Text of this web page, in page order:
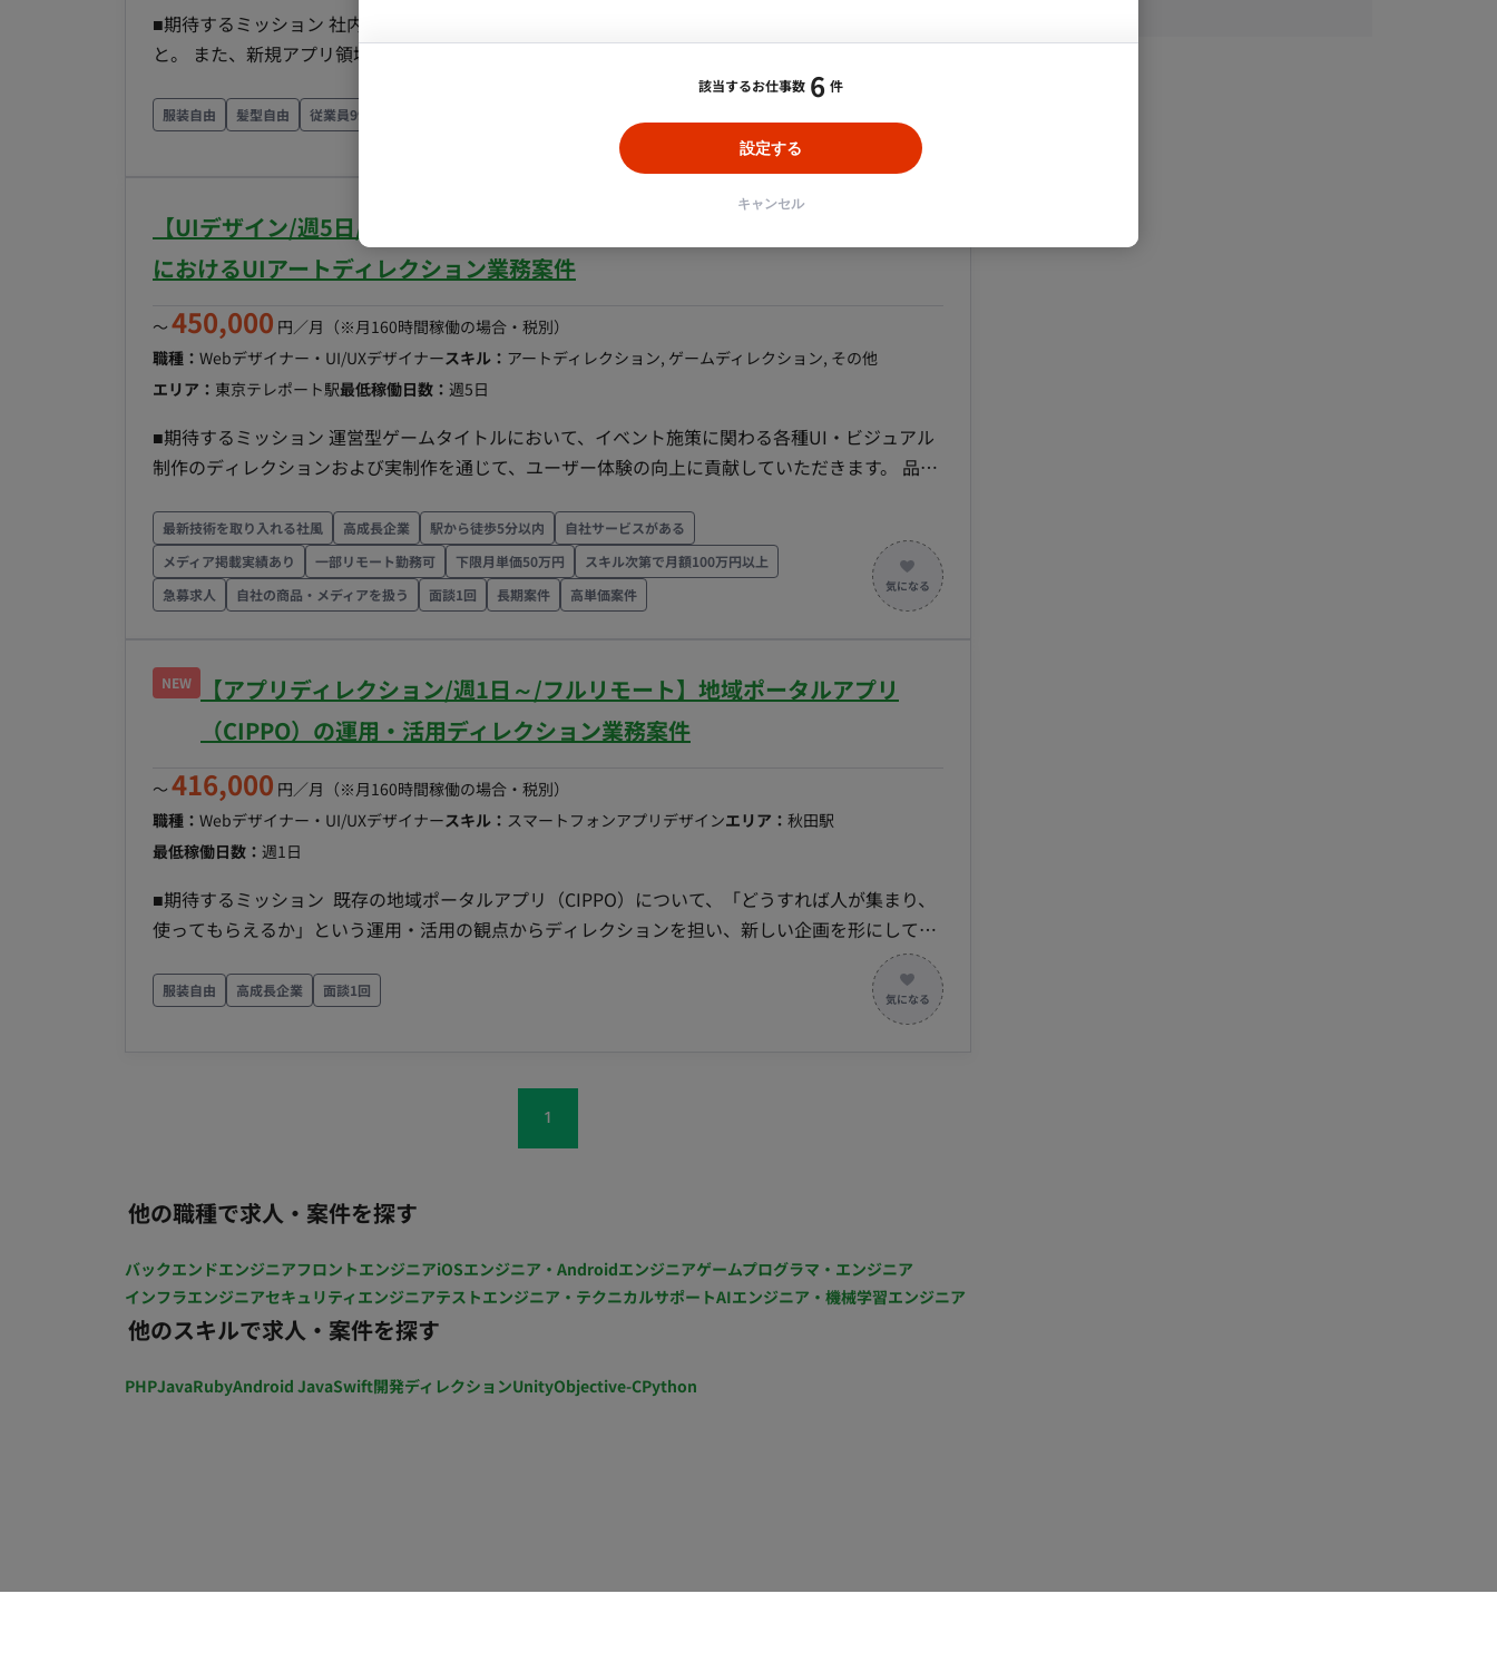
材の企画・検討・実現 ■組織体制】※今後の想定される体制 営業担当：5-6名 営業アシスタント：
2～3名 カスタマーサクセス：1-2名 ■使用ツール コミュニケ―ション：Slack ドキュメント関連：
Google Workspace、Notion プロジェクト管理：Jira その他：HubSpot、Google Ad Manager ■
働き方 ・開始日：最短8月1日 ・週5日×1日8時間 ・一部リモート(週2日渋谷オフィス出社)
■期待するミッション 社内制作部と連携し、タイトな納期の中でも円滑にDTP制作等を進めるこ
と。 また、新規アプリ領域におけるディレクションを担い、新しい企画を形にしていくこと。
DTPデザイン業務、ホームページ関連の作業 ・社内制作部との連携、進行管理 ※アプリディレク
ションとDTP作業の両方をご対応いただける方がベストですが、どちらか一方のみの得意領域での
いただきます。 ■業務の流れ （※詳細ヒアリング必要：どのような依頼フローになるか等） ■開発
環境 アプリ：CIPPO（シッポ） ツール：Illustrator, Photoshop, inDesign ■開発フェーズと予定 既
る、） ■案件の魅力（会社について・サービスについて） 正社員ほどのリソースは割けないが、ス
キルを活かして新規アプリの企画など裁量を持って働きたい方にマッチする環境です。 ■リモート
稼働について ・フルリモート可能 ■働き方 ・別日も網羅的に稼働していただきたいが、月の中旬ご
服装自由 髪型自由 従業員99名以下
【UIデザイン/週5日/一部リモート/東京テレポート駅】運営型ゲームタイトル
におけるUIアートディレクション業務案件
〜 450,000 円／月 （※月160時間稼働の場合・税別）
職種： Webデザイナー・UI/UXデザイナースキル： アートディレクション, ゲームディレクション, その他
エリア： 東京テレポート駅最低稼働日数： 週5日
■期待するミッション 運営型ゲームタイトルにおいて、イベント施策に関わる各種UI・ビジュアル
制作のディレクションおよび実制作を通じて、ユーザー体験の向上に貢献していただきます。 品質
ただくポジションです。 ■業務内容・担当工程 【イベント施策に関わるデザイン制作】 ・ロゴデ
ザイン、アイコン制作など各種クリエイティブ制作 ・UIパーツやビジュアル素材の作成 担当工
程：実装・テスト 【クオリティコントロール（アートディレクション業務）】 ・各種クリエイテ
ィブの品質管理 ・アセット管理 ・制作物の最終チェックおよび改善提案 担当工程：設計・実装・
衝、スケジュール調整 ・社内外との調整業務 担当工程：要件定義・保守運用 ■チーム体制 ・アー
トディレクター ・デザイナー ・プランナー ・エンジニア ■開発環境 プログラミング言語 ・該当な
し インフラ ・該当なし ■働き方 ・稼働量：週5日 ・リモート稼働：一部リモート（週3日出社／週
最新技術を取り入れる社風 高成長企業 駅から徒歩5分以内
自社サービスがある
メディア掲載実績あり
一部リモート勤務可 下限月単価50万円
スキル次第で月額100万円以上
急募求人
自社の商品・メディアを扱う 面談1回 長期案件 高単価案件
NEW
【アプリディレクション/週1日～/フルリモート】地域ポータルアプリ
（CIPPO）の運用・活用ディレクション業務案件
〜 416,000 円／月 （※月160時間稼働の場合・税別）
職種： Webデザイナー・UI/UXデザイナースキル： スマートフォンアプリデザインエリア： 秋田駅
最低稼働日数： 週1日
■期待するミッション 既存の地域ポータルアプリ（CIPPO）について、「どうすれば人が集まり、
使ってもらえるか」という運用・活用の観点からディレクションを担い、新しい企画を形にしてい
くこと。 ■具体的な業務内容 ・アプリの運用・活用に関するディレクション、新規企画の立案・推
進 ・アプリの利用促進（ダウンロード数の増加、掲載店舗の獲得など）に向けた施策の企画・提
案 ・UI/UXの観点からの改善提案 ・社内メンバーとの連携、進行管理 ■担当工程（業務範囲） 企
ションが中心となります。 ■チーム体制 社内のメンバーと一緒に進めていただきます。専門用語に
CIPPO（シッポ）／地域ポータルアプリ ■開発フェーズと予定 アプリのデザイン・開発は完成して
おり、これから自社の地域で運用・活用を立ち上げていくフェーズです。 ■案件の魅力（会社につ
いて・サービスについて） 正社員ほどのリソースは割けないものの、既に形になっているアプリ
を土台に、「地域でどう広げるか」を裁量を持って企画・推進できる環境です。フリーマガジンで
17年培った地域基盤があるため、施策の手応えを感じやすいのも魅力です。 ■リモート稼働につい
て ・フルリモート可能 ■働き方 ・月10〜20時間程度の稼働を想定（初月は立ち上げのため多めを
想定） ・定期的な相談・壁打ちベースでの関わり方を想定しています
服装自由 高成長企業 面談1回
1
他の職種で求人・案件を探す
バックエンドエンジニアフロントエンジニアiOSエンジニア・Androidエンジニアゲームプログラマ・エンジニア
インフラエンジニアセキュリティエンジニアテストエンジニア・テクニカルサポートAIエンジニア・機械学習エンジニア
他のスキルで求人・案件を探す
PHPJavaRubyAndroid JavaSwift開発ディレクションUnityObjective-CPython
該当するお仕事数 6 件
設定する
キャンセル